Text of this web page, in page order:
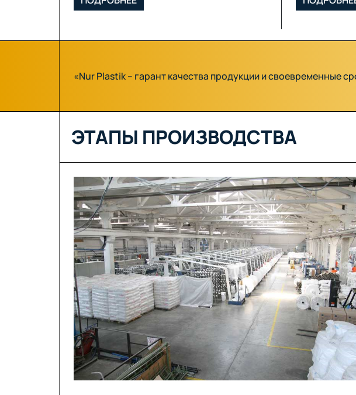
«Nur Plastik – гарант качества продукции и своевременные
ЭТАПЫ ПРОИЗВОДСТВА